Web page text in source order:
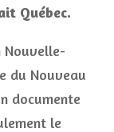
Québec.
Nouvelle-
du Nouveau
documente
le